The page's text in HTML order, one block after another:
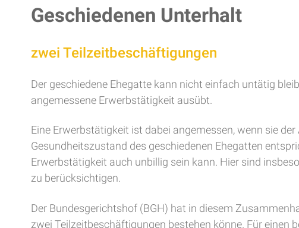
Geschiedenen Unterhalt
zwei Teilzeitbeschäftigungen
Der geschiedene Ehegatte kann nicht einfach untätig
angemessene Erwerbstätigkeit ausübt.
Eine Erwerbstätigkeit ist dabei angemessen, wenn sie
Gesundheitszustand des geschiedenen Ehegatten
Erwerbstätigkeit auch unbillig sein kann. Hier sind
zu berücksichtigen.
Der Bundesgerichtshof (BGH) hat in diesem
zwei Teilzeitbeschäftigungen bestehen könne. Für einen